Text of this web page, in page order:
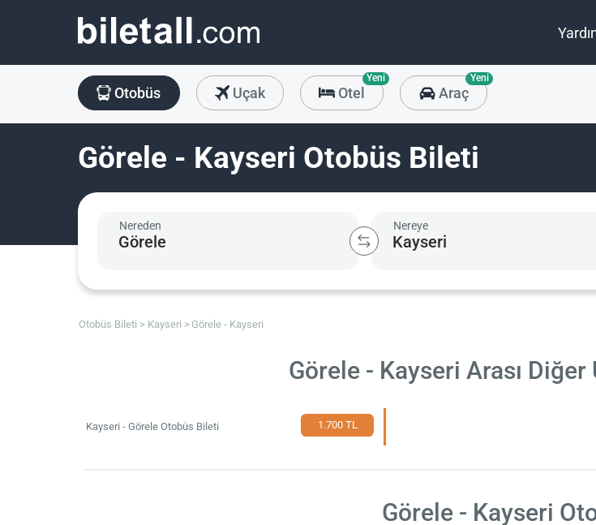
Otobüs Uçak Otel
Yeni
Araç
Yeni
Görele - Kayseri Otobüs Bileti
Nereden Nereye
Otobüs Bileti Kayseri Görele - Kayseri
Görele - Kayseri Arası
Kayseri - Görele Otobüs Bileti 1.700 TL
Görele - Kayseri